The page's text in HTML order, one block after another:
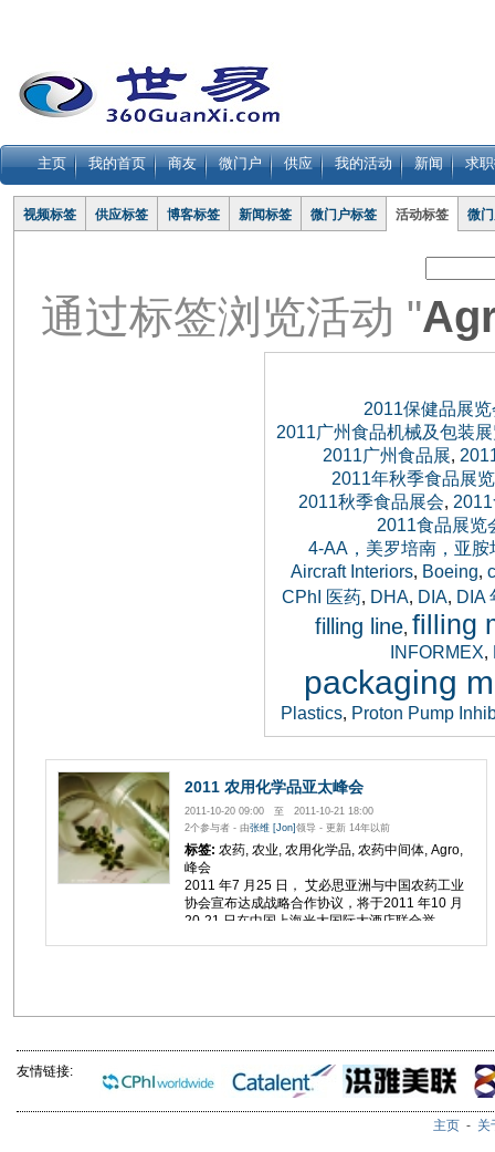
主页 我的首页 商友 微门户 供应 我的活动 新闻 求
视频标签 供应标签 博客标签 新闻标签 微门户标签 活动标签 微
通过标签浏览活动 "
2011保健品展
2011广州食品机械及包装
2011广州食品展,
2011年秋季食品展
2011秋季食品展会,
2011食品展览
4-AA，美罗培南，亚
Aircraft Interiors, Boeing,
CPhI 医药, DHA, DIA, DIA
filling line, filling
INFORMEX,
packaging
Plastics, Proton Pump
2011 农用化学品亚太峰会
2011-10-20 09:00 至 2011-10-21 18:00
2个参与者 - 由张维 [Jon] 领导 - 更新 14年以前
标签: 农药, 农业, 农用化学品, 农药中间体, Agro,
峰会
2011 年7 月25 日， 艾必思亚洲与中国农药工业
协会宣布达成战略合作协议，将于2011 年10 月
20-21 日在中国上海光大国际大酒店联合举...
友情链接:
主页 - 关